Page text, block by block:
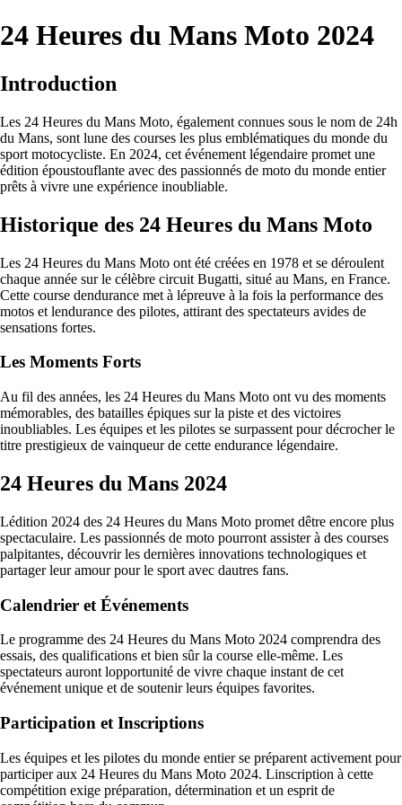
24 Heures du Mans Moto 2024
Introduction
Les 24 Heures du Mans Moto, également connues sous le nom de 24h
du Mans, sont lune des courses les plus emblématiques du monde du
sport motocycliste. En 2024, cet événement légendaire promet une
édition époustouflante avec des passionnés de moto du monde entier
prêts à vivre une expérience inoubliable.
Historique des 24 Heures du Mans Moto
Les 24 Heures du Mans Moto ont été créées en 1978 et se déroulent
chaque année sur le célèbre circuit Bugatti, situé au Mans, en France.
Cette course dendurance met à lépreuve à la fois la performance des
motos et lendurance des pilotes, attirant des spectateurs avides de
sensations fortes.
Les Moments Forts
Au fil des années, les 24 Heures du Mans Moto ont vu des moments
mémorables, des batailles épiques sur la piste et des victoires
inoubliables. Les équipes et les pilotes se surpassent pour décrocher le
titre prestigieux de vainqueur de cette endurance légendaire.
24 Heures du Mans 2024
Lédition 2024 des 24 Heures du Mans Moto promet dêtre encore plus
spectaculaire. Les passionnés de moto pourront assister à des courses
palpitantes, découvrir les dernières innovations technologiques et
partager leur amour pour le sport avec dautres fans.
Calendrier et Événements
Le programme des 24 Heures du Mans Moto 2024 comprendra des
essais, des qualifications et bien sûr la course elle-même. Les
spectateurs auront lopportunité de vivre chaque instant de cet
événement unique et de soutenir leurs équipes favorites.
Participation et Inscriptions
Les équipes et les pilotes du monde entier se préparent activement pour
participer aux 24 Heures du Mans Moto 2024. Linscription à cette
compétition exige préparation, détermination et un esprit de